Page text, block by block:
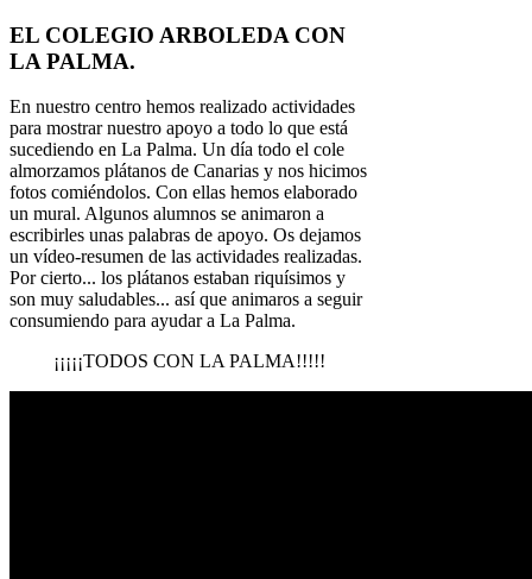
EL COLEGIO ARBOLEDA CON
LA PALMA.
En nuestro centro hemos realizado actividades
para mostrar nuestro apoyo a todo lo que está
sucediendo en La Palma. Un día todo el cole
almorzamos plátanos de Canarias y nos hicimos
fotos comiéndolos. Con ellas hemos elaborado
un mural. Algunos alumnos se animaron a
escribirles unas palabras de apoyo. Os dejamos
un vídeo-resumen de las actividades realizadas.
Por cierto... los plátanos estaban riquísimos y
son muy saludables... así que animaros a seguir
consumiendo para ayudar a La Palma.
¡¡¡¡¡TODOS CON LA PALMA!!!!!